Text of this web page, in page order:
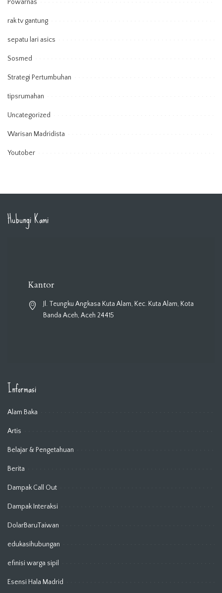
Powarnas
rak tv gantung
sepatu lari asics
Sosmed
Strategi Pertumbuhan
tipsrumahan
Uncategorized
Warisan Madridista
Youtober
Hubungi Kami
Kantor
Jl. Teungku Angkasa Kuta Alam, Kec. Kuta Alam, Kota
Banda Aceh, Aceh 24415
Informasi
Alam Baka
Artis
Belajar & Pengetahuan
Berita
Dampak Call Out
Dampak Interaksi
DolarBaruTaiwan
edukasihubungan
efinisi warga sipil
Esensi Hala Madrid